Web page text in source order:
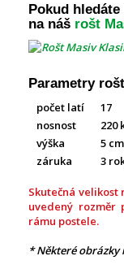
Pokud
na náš rošt
Parametry
počet latí
17
nosnost
220
výška
5 cm
záruka
3
Skutečná velikost
uvedený rozměr
rámu postele.
*Některé obrázky